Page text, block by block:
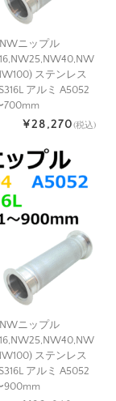
ニップル
ステンレス
アルミ A5052
700mm
¥28,270(税込)
ニップル
ステンレス
アルミ A5052
900mm